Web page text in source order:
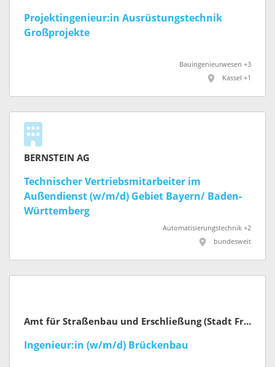
Projektingenieur:in Ausrüstungstechnik
Großprojekte
Bauingenieurwesen +3
Kassel +1
BERNSTEIN AG
Technischer Vertriebsmitarbeiter im
Außendienst (w/m/d) Gebiet Bayern/ Baden-
Württemberg
Automatisierungstechnik +2
bundesweit
Amt für Straßenbau und Erschließung (Stadt Frankfurt am Main)
Ingenieur:in (w/m/d) Brückenbau